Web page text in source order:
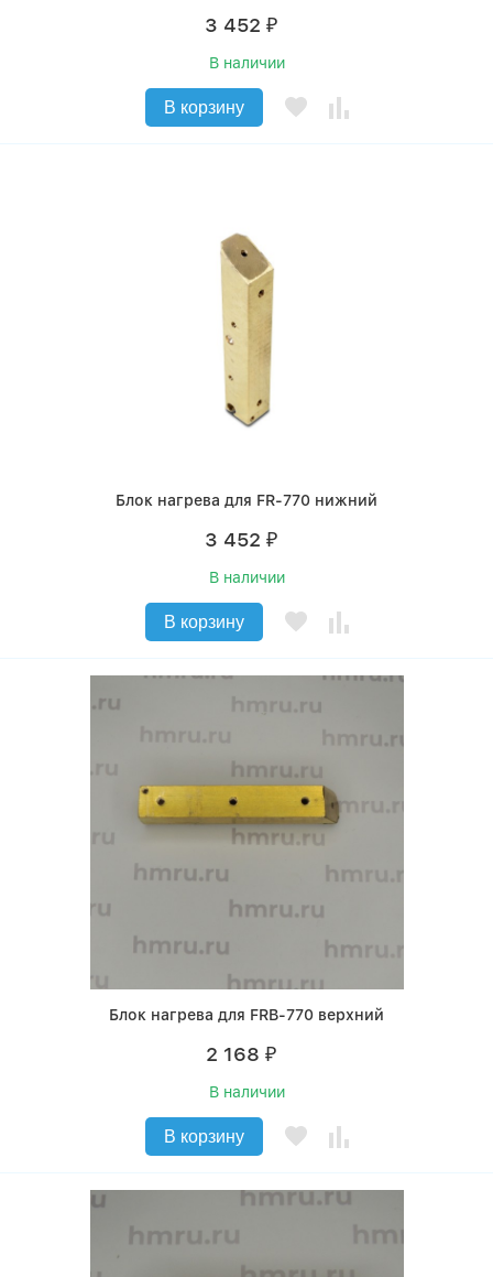
3 452 ₽
В наличии
В корзину
Блок нагрева для FR-770 нижний
3 452 ₽
В наличии
В корзину
Блок нагрева для FRB-770 верхний
2 168 ₽
В наличии
В корзину